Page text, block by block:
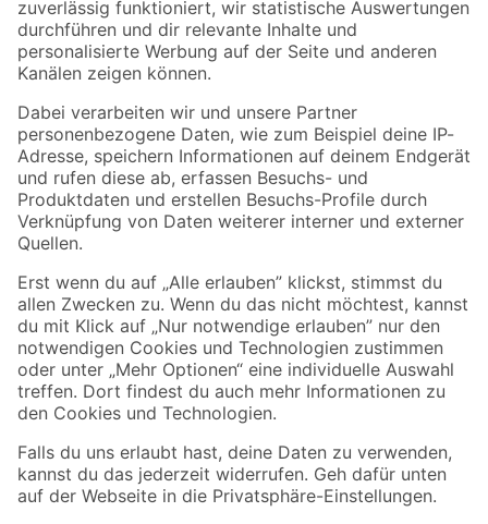
Zur Newsletter Anmeldung
Folge uns
Zahlungsarten Versandarten
Sicher einkaufen
Jetzt die toom-App herunterladen
Alle Preisangaben in EUR inkl. gesetzl. MwSt.. Die dargestellten Angebote sind unter
Umständen nicht in allen Märkten verfügbar. Die angegebenen Verfügbarkeiten beziehen